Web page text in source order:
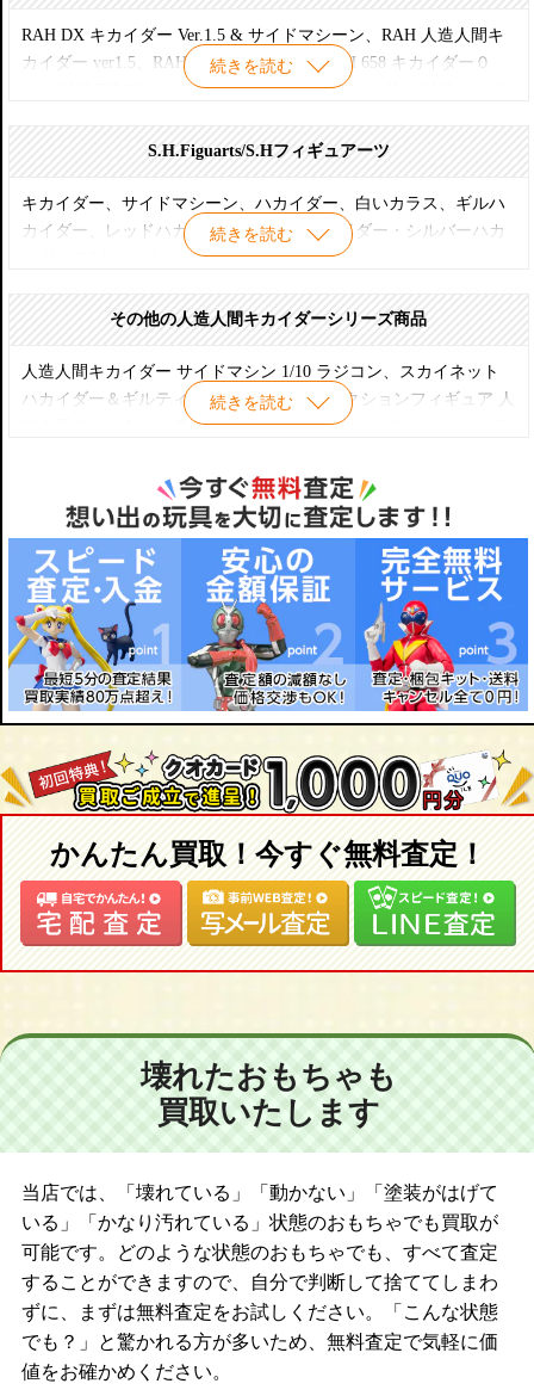
【S.I.C. LIMITED】
ブルーハカイダー、レッドハカイダー、シルバーハカイダー、キ
ー&サイドマシーン、ハカイダー&バイク など
続きを読む
RAH DX キカイダー Ver.1.5 & サイドマシーン、RAH 人造人間キ
カイダー ver1.5、RAH 284 ハカイダー、RAH 658 キカイダー０
１、RAH 537 DXキカイダーVer.1.5 サイドマシン付、RAH サイド
サー ギル、RAH 270 人造人間キカイダー、RAH 220 ハカイダー四
S.H.Figuarts/S.Hフィギュアーツ
続きを読む
キカイダー、サイドマシーン、ハカイダー、白いカラス、ギルハ
カイダー、レッドハカイダー・ブルーハカイダー・シルバーハカ
【東映ヒーローネット限定】
その他の人造人間キカイダーシリーズ商品
続きを読む
人造人間キカイダー サイドマシン 1/10 ラジコン、スカイネット
ハカイダー＆ギルティ 銃撃シーン、ネオアクションフィギュア 人
造人間キカイダー、海洋堂・コトブキヤ レジンキャスト、メデ
かんたん買取！今すぐ無料査定！
壊れたおもちゃも
買取いたします
当店では、「壊れている」「動かない」「塗装がはげて
いる」「かなり汚れている」状態のおもちゃでも買取が
可能です。どのような状態のおもちゃでも、すべて査定
することができますので、自分で判断して捨ててしまわ
ずに、まずは無料査定をお試しください。「こんな状態
でも？」と驚かれる方が多いため、無料査定で気軽に価
値をお確かめください。